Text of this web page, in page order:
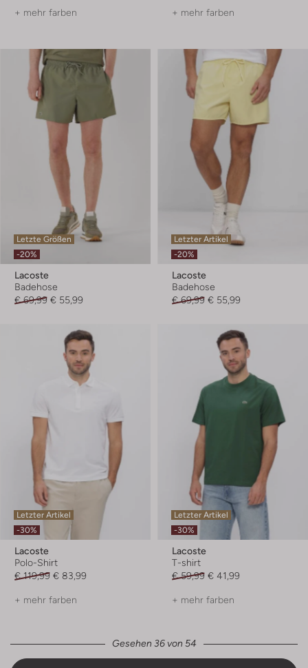
+ mehr farben + mehr farben
Letzte Größen
-20%
Lacoste
Badehose
€ 69,99 € 55,99
Letzter Artikel
-20%
Lacoste
Badehose
€ 69,99 € 55,99
Letzter Artikel
-30%
Lacoste
Polo-Shirt
€ 119,99 € 83,99
+ mehr farben
Letzter Artikel
-30%
Lacoste
T-shirt
€ 59,99 € 41,99
+ mehr farben
Gesehen 36 von 54